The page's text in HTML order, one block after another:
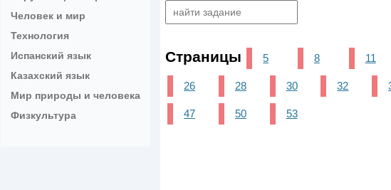
Человек и мир
Технология
Испанский язык
Казахский язык
Мир природы и человека
Физкультура
Страницы 5 8 11
26 28 30 32
47 50 53